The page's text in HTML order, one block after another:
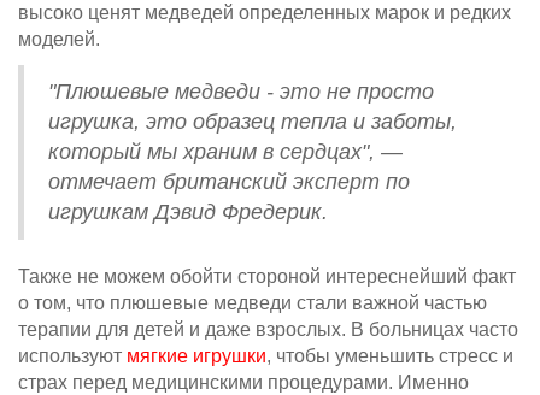
высоко ценят медведей определенных марок и редких
моделей.
"Плюшевые медведи - это не просто
игрушка, это образец тепла и заботы,
который мы храним в сердцах", —
отмечает британский эксперт по
игрушкам Дэвид Фредерик.
Также не можем обойти стороной интереснейший факт
о том, что плюшевые медведи стали важной частью
терапии для детей и даже взрослых. В больницах часто
используют мягкие игрушки, чтобы уменьшить стресс и
страх перед медицинскими процедурами. Именно